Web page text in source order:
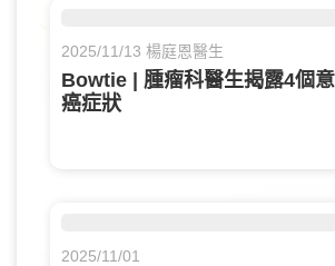
2025/11/13 楊庭恩醫生
Bowtie | 腫瘤科醫生揭露4個
癌症狀
2025/11/01